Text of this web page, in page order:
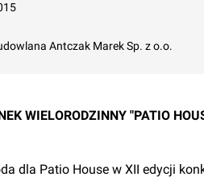
Antczak Marek Sp. z o.o.
WIELORODZINNY "PATIO
dla Patio House w XII edycji